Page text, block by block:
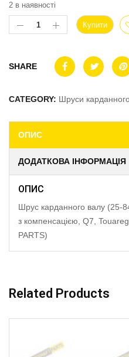
2 в наявності
Купити
SHARE
CATEGORY: Шруси
ОПИС
ДОДАТКОВА ІНФОРМАЦІЯ
ОПИС
Шрус карданного валу (25-
з компенсацією, Q7,
PARTS)
Related Products